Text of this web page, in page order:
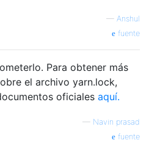
— Anshul
fuente
Para obtener más
el archivo yarn.lock,
oficiales aquí.
— Navin prasad
fuente